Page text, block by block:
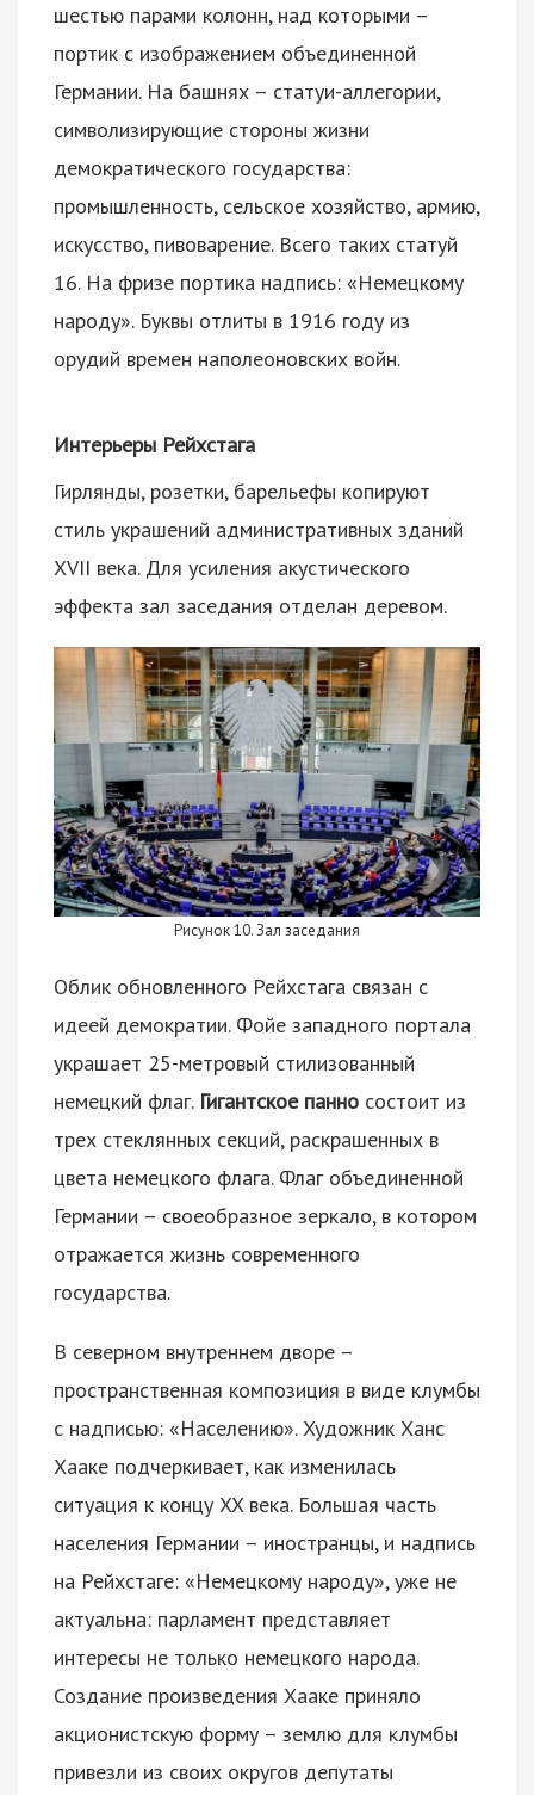
шестью парами колонн, над которыми –
портик с изображением объединенной
Германии. На башнях – статуи-аллегории,
символизирующие стороны жизни
демократического государства:
промышленность, сельское хозяйство, армию,
искусство, пивоварение. Всего таких статуй
16. На фризе портика надпись: «Немецкому
народу». Буквы отлиты в 1916 году из
орудий времен наполеоновских войн.
Интерьеры Рейхстага
Гирлянды, розетки, барельефы копируют
стиль украшений административных зданий
XVII века. Для усиления акустического
эффекта зал заседания отделан деревом.
Рисунок 10. Зал заседания
Облик обновленного Рейхстага связан с
идеей демократии. Фойе западного портала
украшает 25-метровый стилизованный
немецкий флаг. Гигантское панно состоит из
трех стеклянных секций, раскрашенных в
цвета немецкого флага. Флаг объединенной
Германии – своеобразное зеркало, в котором
отражается жизнь современного
государства.
В северном внутреннем дворе –
пространственная композиция в виде клумбы
с надписью: «Населению». Художник Ханс
Хааке подчеркивает, как изменилась
ситуация к концу XX века. Большая часть
населения Германии – иностранцы, и надпись
на Рейхстаге: «Немецкому народу», уже не
актуальна: парламент представляет
интересы не только немецкого народа.
Создание произведения Хааке приняло
акционистскую форму – землю для клумбы
привезли из своих округов депутаты